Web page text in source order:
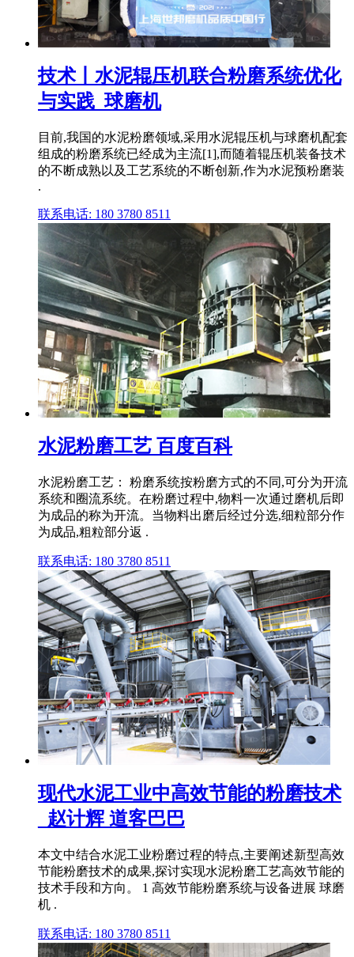
技术丨水泥辊压机联合粉磨系统优化
与实践_球磨机
目前,我国的水泥粉磨领域,采用水泥辊压机与球磨机配套
组成的粉磨系统已经成为主流[1],而随着辊压机装备技术
的不断成熟以及工艺系统的不断创新,作为水泥预粉磨装
.
联系电话: 180 3780 8511
水泥粉磨工艺 百度百科
水泥粉磨工艺： 粉磨系统按粉磨方式的不同,可分为开流
系统和圈流系统。在粉磨过程中,物料一次通过磨机后即
为成品的称为开流。当物料出磨后经过分选,细粒部分作
为成品,粗粒部分返 .
联系电话: 180 3780 8511
现代水泥工业中高效节能的粉磨技术
_赵计辉 道客巴巴
本文中结合水泥工业粉磨过程的特点,主要阐述新型高效
节能粉磨技术的成果,探讨实现水泥粉磨工艺高效节能的
技术手段和方向。 1 高效节能粉磨系统与设备进展 球磨
机 .
联系电话: 180 3780 8511